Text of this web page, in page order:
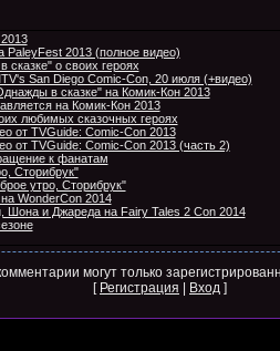
PaleyFest 2013 (полное видео)
о своих героях
San Diego Comic-Con, 20 июля (+видео)
в сказке" на Комик-Кон 2013
на Комик-Кон 2013
любимых сказочных героях
от TVGuide: Comic-Con 2013
от TVGuide: Comic-Con 2013 (часть 2)
к фанатам
Сторибрук"
утро, Сторибрук"
WonderCon 2014
Шона и Джареда на Fairy Tales 2 Con 2014
могут только
[ Регистрация Вход ]